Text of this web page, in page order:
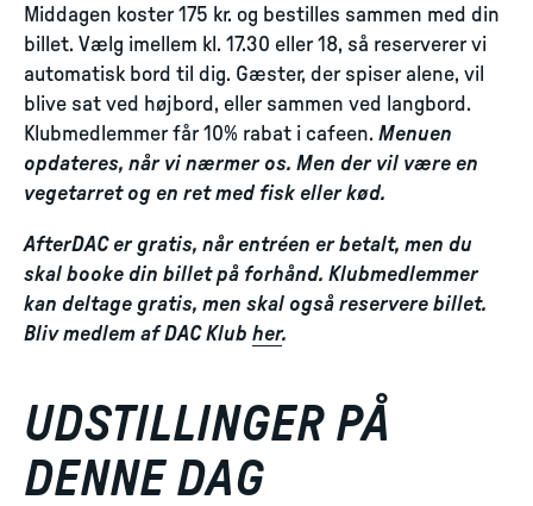
Middagen koster 175 kr. og bestilles sammen med din
billet. Vælg imellem kl. 17.30 eller 18, så reserverer vi
automatisk bord til dig. Gæster, der spiser alene, vil
blive sat ved højbord, eller sammen ved langbord.
Klubmedlemmer får 10% rabat i cafeen. Menuen
opdateres, når vi nærmer os. Men der vil være en
vegetarret og en ret med fisk eller kød.
AfterDAC er gratis, når entréen er betalt, men du
skal booke din billet på forhånd. Klubmedlemmer
kan deltage gratis, men skal også reservere billet.
Bliv medlem af DAC Klub her.
UDSTILLINGER PÅ
DENNE DAG